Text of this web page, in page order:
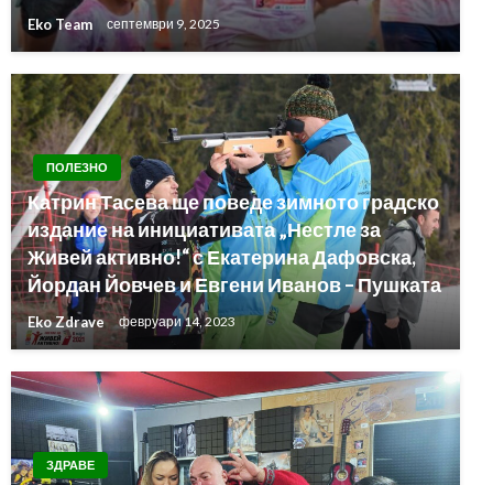
Eko Team септември 9, 2025
ПОЛЕЗНО
Катрин Тасева ще поведе зимното градско
издание на инициативата „Нестле за
Живей активно!“ с Екатерина Дафовска,
Йордан Йовчев и Евгени Иванов – Пушката
Eko Zdrave февруари 14, 2023
ЗДРАВЕ